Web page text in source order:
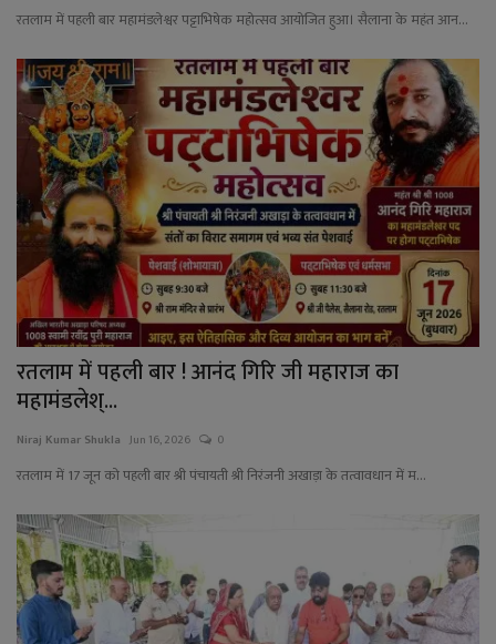
रतलाम में पहली बार महामंडलेश्वर पट्टाभिषेक महोत्सव आयोजित हुआ। सैलाना के महंत आन...
रतलाम में पहली बार ! आनंद गिरि जी महाराज का
महामंडलेश्...
Niraj Kumar Shukla Jun 16, 2026 0
रतलाम में 17 जून को पहली बार श्री पंचायती श्री निरंजनी अखाड़ा के तत्वावधान में म...